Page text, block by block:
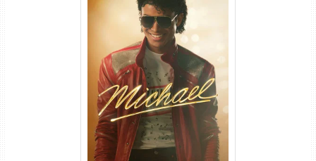
Michael Torrent (2026) WEB-
DL 1080p/4K Dual Áudio